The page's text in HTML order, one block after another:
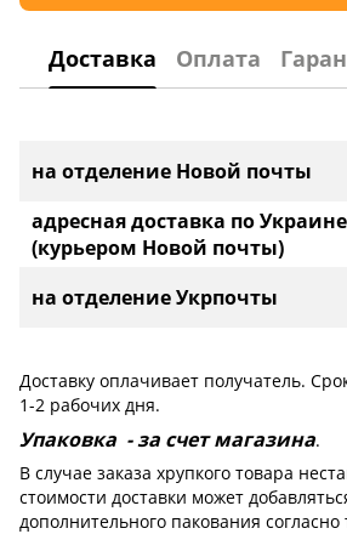
Доставка Оплата
на отделение Новой почты
адресная доставка по Украине
(курьером Новой почты)
на отделение Укрпочты
Доставку оплачивает получатель.
1-2 рабочих дня.
Упаковка - за счет магазина.
В случае заказа хрупкого товара
стоимости доставки может
дополнительного пакования